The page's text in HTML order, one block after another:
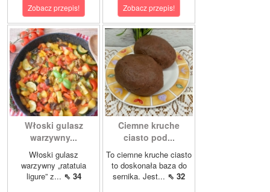
Zobacz przepis! Zobacz przepis!
Włoski gulasz
warzywny...
Włoski gulasz
warzywny „ratatuia
ligure” z... ⇖ 34
Ciemne kruche
ciasto pod...
To ciemne kruche ciasto
to doskonała baza do
sernika. Jest... ⇖ 32